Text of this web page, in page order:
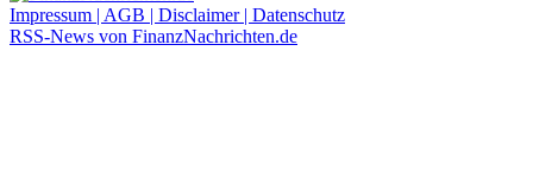
Impressum | AGB | Disclaimer | Datenschutz
RSS-News von FinanzNachrichten.de